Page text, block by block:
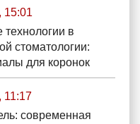
15:01
в
стоматологии:
для коронок
11:17
современная